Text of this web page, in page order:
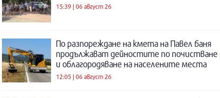
15:39 | 06 август 26
По разпореждане на кмета на Павел баня
продължават дейностите по почистване
и облагородяване на населените места
12:05 | 06 август 26